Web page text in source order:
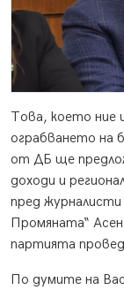
Това, което ние
ограбването на
от ДБ ще
доходи и
пред
Промяната“
партията
По думите на